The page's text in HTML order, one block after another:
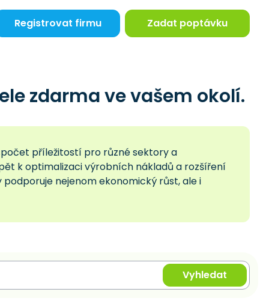
Registrovat firmu Zadat poptávku
zdarma ve vašem okolí.
příležitostí pro různé sektory a
k optimalizaci výrobních nákladů a rozšíření
nejenom ekonomický růst, ale i
Vyhledat